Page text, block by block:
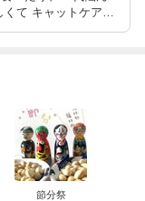
節分祭